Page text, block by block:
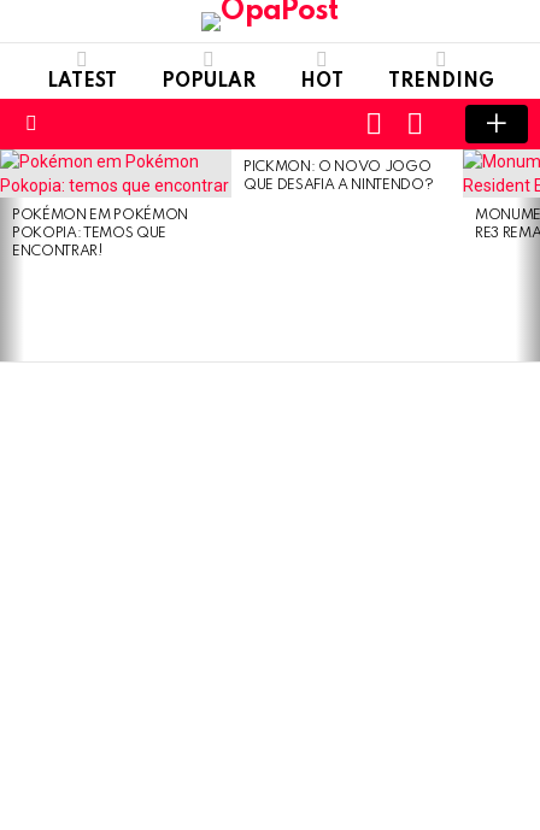
LATEST POPULAR HOT TRENDING
SWITCH
SKIN
LOGIN
LATEST
STORIES
POKÉMON EM POKÉMON
POKOPIA: TEMOS QUE
ENCONTRAR!
PICKMON: O NOVO JOGO
QUE DESAFIA A NINTENDO?
RE3